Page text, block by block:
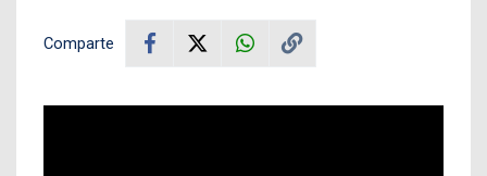
Comparte